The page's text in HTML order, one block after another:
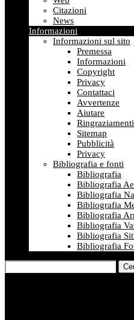
Citazioni
News
Informazioni
Informazioni sul sito
Premessa
Informazioni
Copyright
Privacy
Contattaci
Avvertenze
Aiutare
Ringraziamenti
Sitemap
Pubblicità
Privacy
Bibliografia e fonti
Bibliografia
Bibliografia
Bibliografia
Bibliografia
Bibliografia
Bibliografia
Bibliografia
Bibliografia